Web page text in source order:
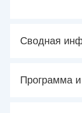
Сводная
Программа